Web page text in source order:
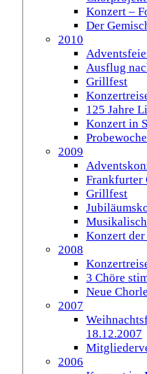
Konzert –
Der
2010
Ausflug
Grillfest
125 Jahre
Konzert in
2009
Frankfurter
Grillfest
Konzert der
2008
3 Chöre
Neue
2007
18.12.2007
2006